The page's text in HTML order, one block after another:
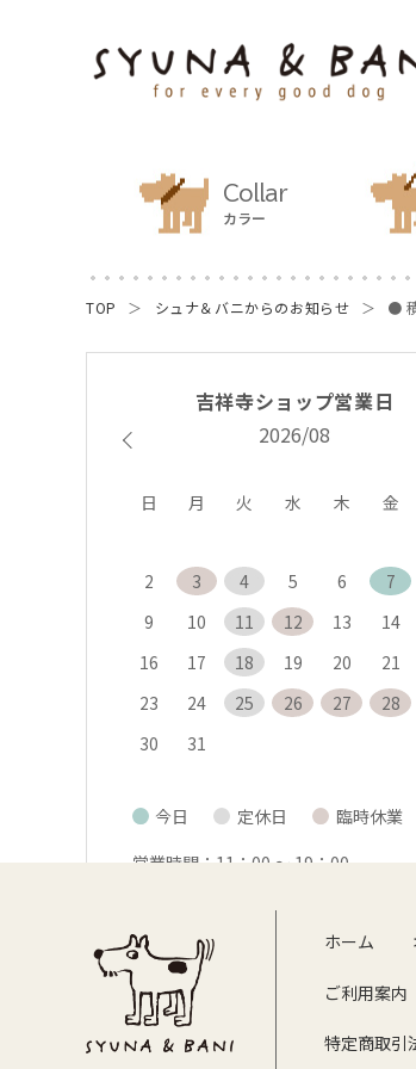
Collar
カラー
TOP シュナ＆バニからのお知らせ ●
2026/08
日 月 火 水 木 金
2
3 4 5 6 7
9
10 11 12 13 14
16
17 18 19 20 21
23
24 25 26 27 28
30
31
■ 今日 ■ 定休日 ■ 臨時休業
営業時間：11：00 〜 19：00
日でも受け付けております。ホーム
ご利用案内
特定商取引